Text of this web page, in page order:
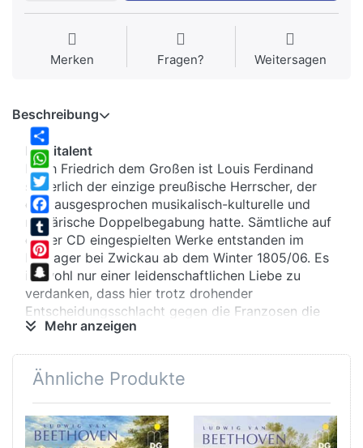
Merken Fragen? Weitersagen
Share
WhatsApp
Twitter
Facebook
Tumblr
Pinterest
Snapchat
Beschreibung
Multitalent
Nach Friedrich dem Großen ist Louis Ferdinand
sicherlich der einzige preußische Herrscher, der
eine ausgesprochen musikalisch-kulturelle und
militärische Doppelbegabung hatte. Sämtliche auf
dieser CD eingespielten Werke entstanden im
Feldlager bei Zwickau ab dem Winter 1805/06. Es
ist wohl nur einer leidenschaftlichen Liebe zu
verdanken, dass hier trotz drohender
Entscheidungsschlacht gegen die Franzosen die
schönsten Quartette des Prinzen entstanden.
den virtuosen Klavierspieler Louis Ferdinand. Und
noch Robert Schumann lobte mit Hochachtung
den „romantischen Stil“ des adeligen Komponisten.
Glücksmoment
Mehr anzeigen
Ähnliche Produkte